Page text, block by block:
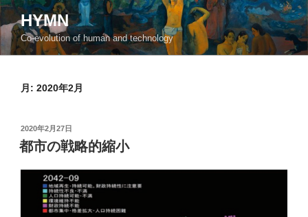
コ
ン
テ
ン
HYMN
Co-evolution of human and technology
月: 2020年2月
投
稿
日:
2020年2月27日
都市の戦略的縮小